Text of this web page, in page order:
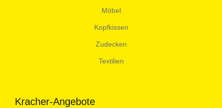
Möbel
Kopfkissen
Zudecken
Textilien
Kracher-Angebote